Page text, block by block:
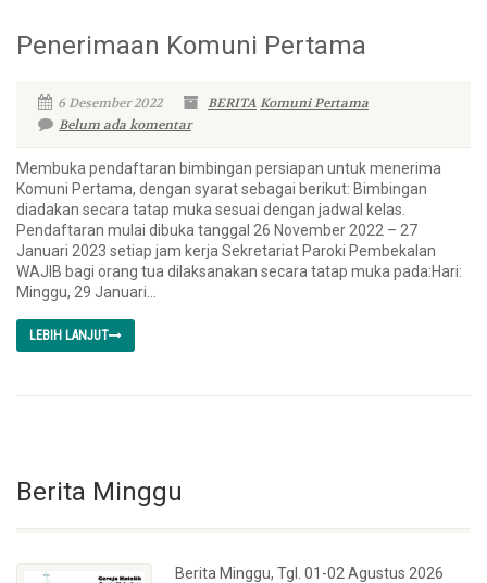
Penerimaan Komuni Pertama
6 Desember 2022 BERITAKomuni Pertama
Belum ada komentar
Membuka pendaftaran bimbingan persiapan untuk menerima
Komuni Pertama, dengan syarat sebagai berikut: Bimbingan
diadakan secara tatap muka sesuai dengan jadwal kelas.
Pendaftaran mulai dibuka tanggal 26 November 2022 – 27
Januari 2023 setiap jam kerja Sekretariat Paroki Pembekalan
WAJIB bagi orang tua dilaksanakan secara tatap muka pada:Hari:
Minggu, 29 Januari...
LEBIH LANJUT
Berita Minggu
Berita Minggu, Tgl. 01-02 Agustus 2026